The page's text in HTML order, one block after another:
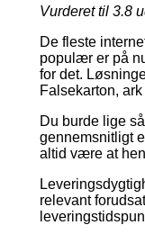
Vurderet til 3.8
De fleste
populær er på
for det.
Falsekarton,
Du burde lige
gennemsnitligt
altid være at
relevant